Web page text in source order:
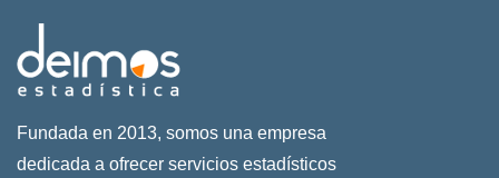
Fundada en 2013, somos una empresa
dedicada a ofrecer servicios estadísticos